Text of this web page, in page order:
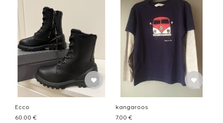
Ecco
60.00 €
kangaroos
7.00 €